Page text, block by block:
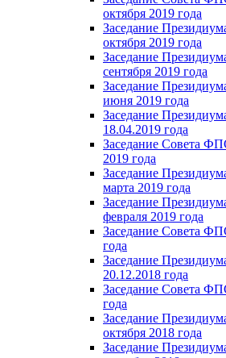
октября 2019 года
Заседание
октября 2019 года
Заседание
сентября 2019 года
Заседание
июня 2019 года
Заседание
18.04.2019 года
Заседание Совета
2019 года
Заседание
марта 2019 года
Заседание
февраля 2019 года
Заседание Совета
года
Заседание
20.12.2018 года
Заседание Совета
года
Заседание
октября 2018 года
Заседание